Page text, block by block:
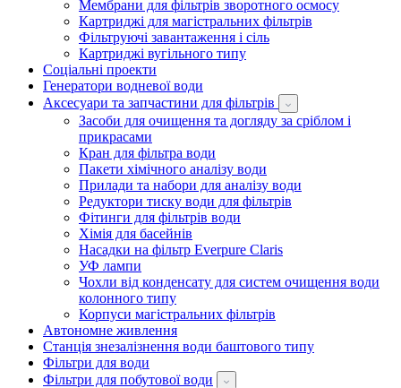
Мембрани для фільтрів зворотного осмосу
Картриджі для магістральних фільтрів
Фільтруючі завантаження і сіль
Картриджі вугільного типу
Соціальні проекти
Генератори водневої води
Аксесуари та запчастини для фільтрів
Засоби для очищення та догляду за сріблом і
прикрасами
Кран для фільтра води
Пакети хімічного аналізу води
Прилади та набори для аналізу води
Редуктори тиску води для фільтрів
Фітинги для фільтрів води
Хімія для басейнів
Насадки на фільтр Everpure Claris
УФ лампи
Чохли від конденсату для систем очищення води
колонного типу
Корпуси магістральних фільтрів
Автономне живлення
Станція знезалізнення води баштового типу
Фільтри для води
Фільтри для побутової води